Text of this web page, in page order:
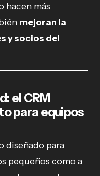
hacen más
mejoran la
y socios del
el CRM
para equipos
diseñado para
pequeños como a